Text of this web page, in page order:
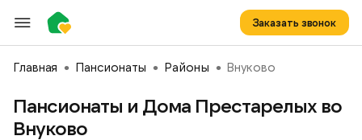
Заказать звонок
Главная Пансионаты Районы Внуково
Пансионаты и Дома Престарелых во
Внуково